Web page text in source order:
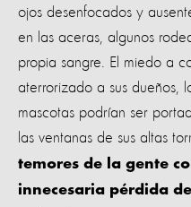
ojos desenfocados y
en las aceras, algunos
propia sangre. El miedo a
aterrorizado a sus dueños,
mascotas podrían ser
las ventanas de sus altas
temores de la gente
innecesaria pérdida